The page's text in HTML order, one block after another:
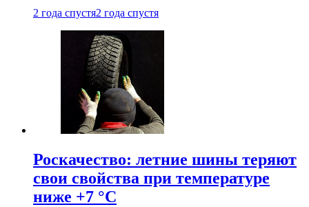
2 года спустя2 года спустя
Роскачество: летние шины теряют
свои свойства при температуре
ниже +7 °C